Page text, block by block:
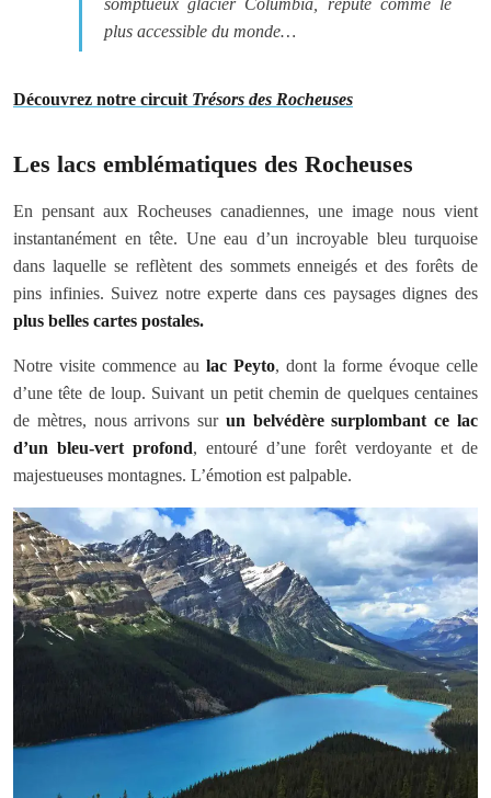
somptueux glacier Columbia, réputé comme le
plus accessible du monde…
Découvrez notre circuit Trésors des Rocheuses
Les lacs emblématiques des Rocheuses
En pensant aux Rocheuses canadiennes, une image nous vient
instantanément en tête. Une eau d’un incroyable bleu turquoise
dans laquelle se reflètent des sommets enneigés et des forêts de
pins infinies. Suivez notre experte dans ces paysages dignes des
plus belles cartes postales.
Notre visite commence au lac Peyto, dont la forme évoque celle
d’une tête de loup. Suivant un petit chemin de quelques centaines
de mètres, nous arrivons sur un belvédère surplombant ce lac
d’un bleu-vert profond, entouré d’une forêt verdoyante et de
majestueuses montagnes. L’émotion est palpable.